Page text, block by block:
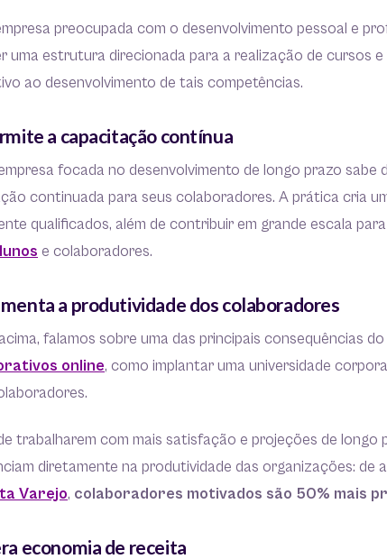
preocupada com o desenvolvimento pessoal e
uma estrutura direcionada para a realização de cursos
ao desenvolvimento de tais competências.
a capacitação contínua
focada no desenvolvimento de longo prazo sabe
continuada para seus colaboradores. A prática cria
qualificados, além de contribuir em grande escala
e colaboradores.
a produtividade dos colaboradores
falamos sobre uma das principais consequências
online, como implantar uma universidade
trabalharem com mais satisfação e projeções de longo
diretamente na produtividade das organizações: de
Varejo, colaboradores motivados são 50% mais
economia de receita